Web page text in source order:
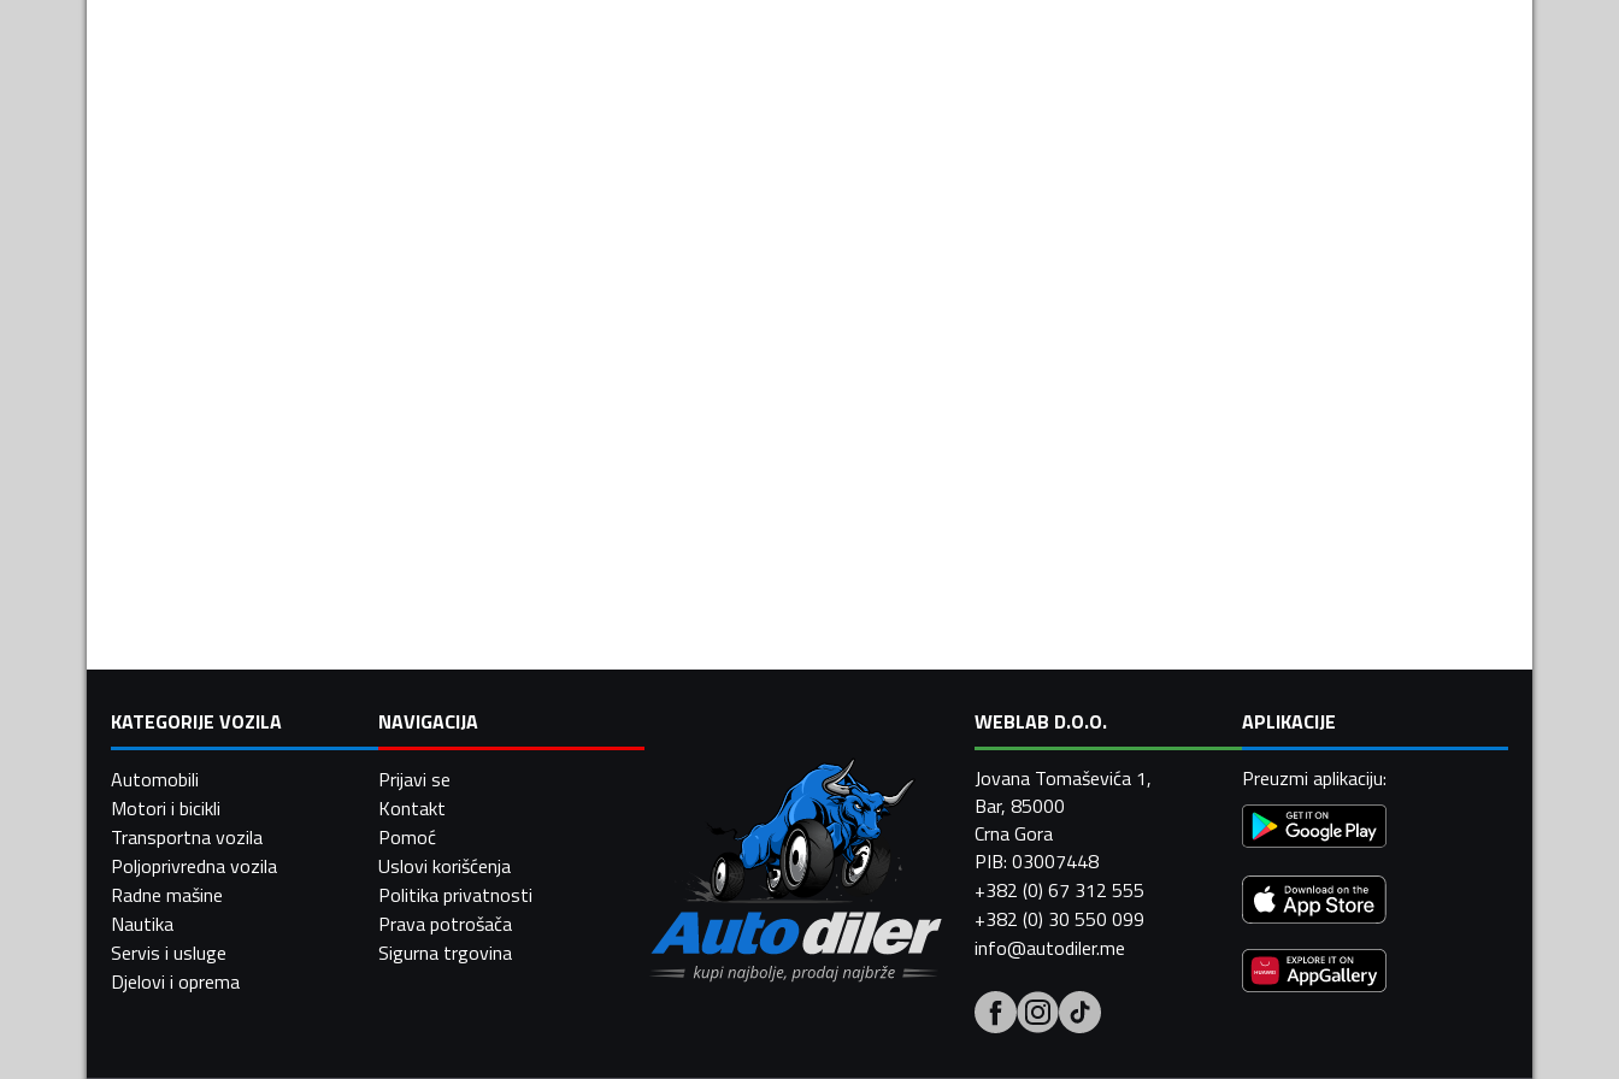
KATEGORIJE VOZILA
Automobili
Motori i bicikli
Transportna vozila
Poljoprivredna vozila
Radne mašine
Nautika
Servis i usluge
Djelovi i oprema
NAVIGACIJA
Prijavi se
Kontakt
Pomoć
Uslovi korišćenja
Politika privatnosti
Prava potrošača
Sigurna trgovina
WEBLAB D.O.O.
Jovana Tomaševića 1,
Bar, 85000
Crna Gora
PIB: 03007448
+382 (0) 67 312 555
+382 (0) 30 550 099
info@autodiler.me
APLIKACIJE
Preuzmi aplikaciju: